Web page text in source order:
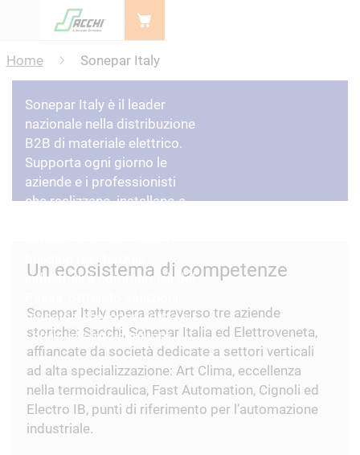
Home
Sonepar Italy
Sonepar Italy è il leader
nazionale nella distribuzione
B2B di materiale elettrico.
Supporta ogni giorno le
aziende e i professionisti
che realizzano, installano e
building residenziali,
industriali e commerciali del
tecnologiche, consulenza e
servizi a valore aggiunto.
Un ecosistema di competenze
Sonepar Italy opera attraverso tre aziende
storiche: Sacchi, Sonepar Italia ed Elettroveneta,
affiancate da società dedicate a settori verticali
ad alta specializzazione: Art Clima, eccellenza
nella termoidraulica, Fast Automation, Cignoli ed
Electro IB, punti di riferimento per l’automazione
industriale.